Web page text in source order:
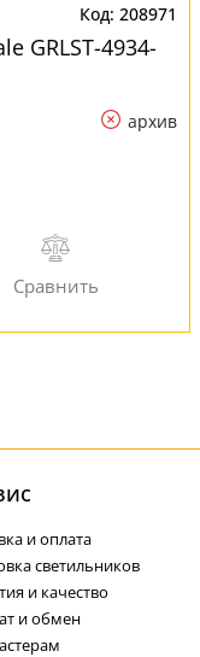
208971
GRLST-4934-
архив
и оплата
светильников
и качество
и обмен